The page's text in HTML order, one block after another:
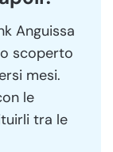
Anguissa
scoperto
mesi.
le
tra le